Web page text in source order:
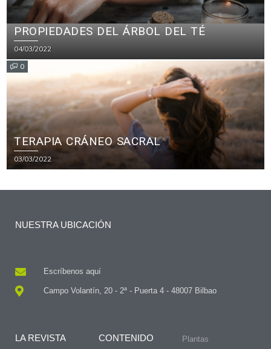
PROPIEDADES DEL ÁRBOL DEL TÉ
04/03/2022
0
TERAPIA CRÁNEO SACRAL
03/03/2022
NUESTRA UBICACIÓN
Escríbenos aquí
Campo Volantín, 20 - 2ª - Puerta 4 - 48007 Bilbao
LA REVISTA CONTENIDO
Plantas